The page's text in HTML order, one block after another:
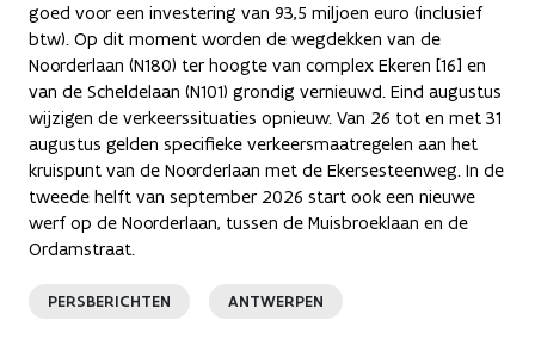
goed voor een investering van 93,5 miljoen euro (inclusief
btw). Op dit moment worden de wegdekken van de
Noorderlaan (N180) ter hoogte van complex Ekeren [16] en
van de Scheldelaan (N101) grondig vernieuwd. Eind augustus
wijzigen de verkeerssituaties opnieuw. Van 26 tot en met 31
augustus gelden specifieke verkeersmaatregelen aan het
kruispunt van de Noorderlaan met de Ekersesteenweg. In de
tweede helft van september 2026 start ook een nieuwe
werf op de Noorderlaan, tussen de Muisbroeklaan en de
Ordamstraat.
PERSBERICHTEN ANTWERPEN